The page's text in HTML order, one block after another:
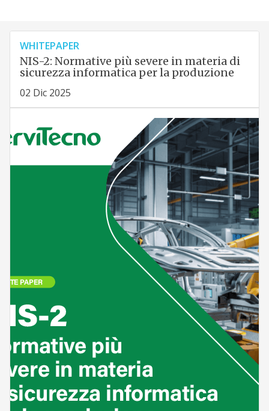
WHITEPAPER
NIS-2: Normative più severe in materia di
sicurezza informatica per la produzione
02 Dic 2025